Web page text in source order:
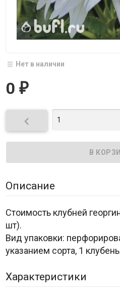
Нет в наличии
0 ₽

Описание
Стоимость клубней
шт).
Вид упаковки:
указанием сорта, 1
Характеристики